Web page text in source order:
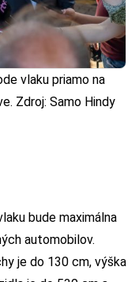
vlaku priamo na
Zdroj: Samo Hindy
bude maximálna
automobilov.
je do 130 cm, výška